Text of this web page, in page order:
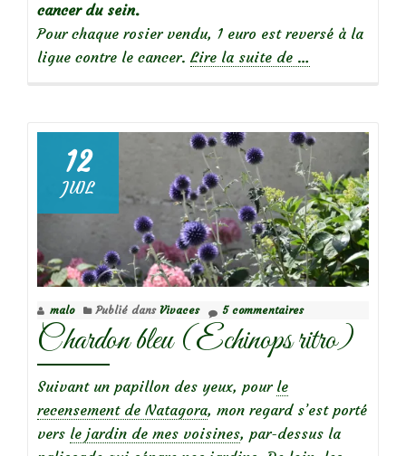
cancer du sein.
Pour chaque rosier vendu, 1 euro est reversé à la
ligue contre le cancer. Lire la suite de à
Focus
sur
le
Rosier
‘Myriam
courir
…
12
JUIL
malo Publié dans Vivaces 5 commentaires
Chardon bleu (Echinops ritro)
Suivant un papillon des yeux, pour le
recensement de Natagora, mon regard s’est porté
vers le jardin de mes voisines, par-dessus la